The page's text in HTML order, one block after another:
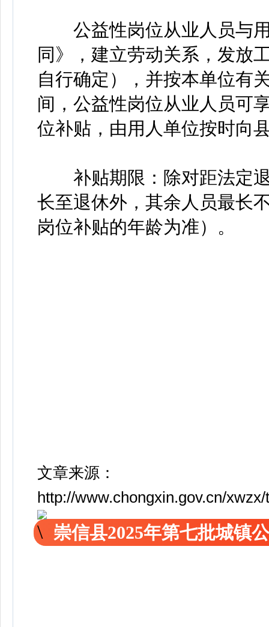
公益性岗位从业人员与用
同》，建立劳动关系，发放
自行确定），并按本单位有
间，公益性岗位从业人员可
位补贴，由用人单位按时向
补贴期限：除对距法定退
长至退休外，其余人员最长
岗位补贴的年龄为准）。
文章来源：
http://www.chongxin.gov.cn/
崇信县2025年第七批城镇